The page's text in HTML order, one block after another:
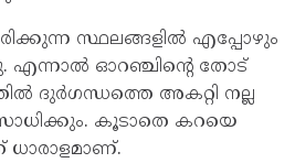
സ്ഥലങ്ങളിൽ എപ്പോഴും
എന്നാൽ ഓറഞ്ചിന്റെ തോട്
ദുർഗന്ധത്തെ അകറ്റി നല്ല
കൂടാതെ കറയെ
ധാരാളമാണ്.